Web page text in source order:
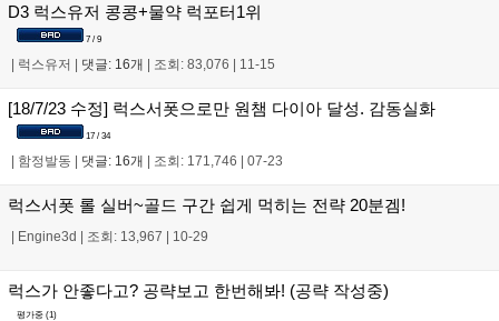
D3 럭스유저 콩콩+물약 럭포터1위
7 / 9
럭스유저 댓글: 16개 조회: 83,076 11-15
[18/7/23 수정] 럭스서폿으로만 원챔 다이아 달성. 감동실화
17 / 34
함정발동 댓글: 16개 조회: 171,746 07-23
럭스서폿 롤 실버~골드 구간 쉽게 먹히는 전략 20분겜!
Engine3d 조회: 13,967 10-29
럭스가 안좋다고? 공략보고 한번해봐! (공략 작성중)
평가중 (1)